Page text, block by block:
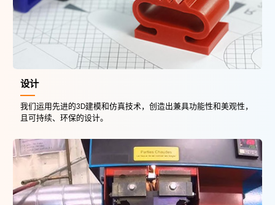
设计
我们运用先进的3D建模和仿真技术，创造出兼具功能性和美观性，
且可持续、环保的设计。